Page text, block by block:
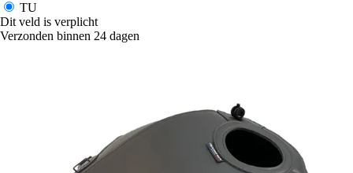
TU
Dit veld is verplicht
Verzonden binnen 24 dagen